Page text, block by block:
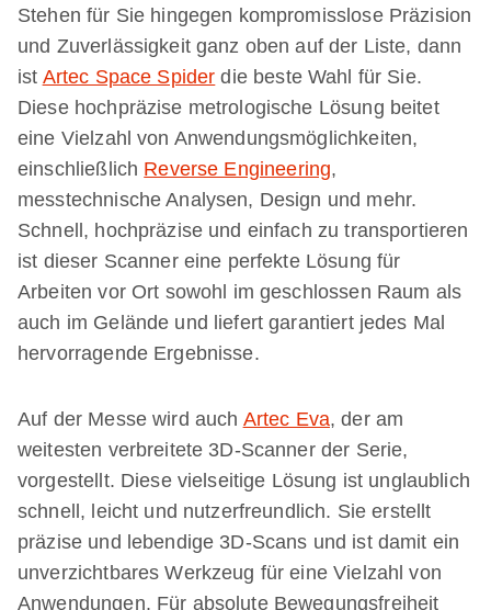
Stehen für Sie hingegen kompromisslose Präzision
und Zuverlässigkeit ganz oben auf der Liste, dann
ist Artec Space Spider die beste Wahl für Sie.
Diese hochpräzise metrologische Lösung beitet
eine Vielzahl von Anwendungsmöglichkeiten,
einschließlich Reverse Engineering,
messtechnische Analysen, Design und mehr.
Schnell, hochpräzise und einfach zu transportieren
ist dieser Scanner eine perfekte Lösung für
Arbeiten vor Ort sowohl im geschlossen Raum als
auch im Gelände und liefert garantiert jedes Mal
hervorragende Ergebnisse.
Auf der Messe wird auch Artec Eva, der am
weitesten verbreitete 3D-Scanner der Serie,
vorgestellt. Diese vielseitige Lösung ist unglaublich
schnell, leicht und nutzerfreundlich. Sie erstellt
präzise und lebendige 3D-Scans und ist damit ein
unverzichtbares Werkzeug für eine Vielzahl von
Anwendungen. Für absolute Bewegungsfreiheit